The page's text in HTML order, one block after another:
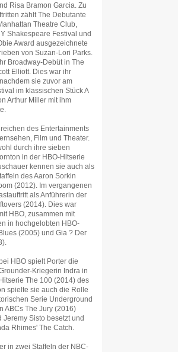
Risa Bramon Garcia. Zu
zählt The Debutante
Theatre Club,
Shakespeare Festival und
Award ausgezeichnete
von Suzan-Lori Parks.
Broadway-Debüt in The
Elliott. Dies war ihr
sie zuvor am
im klassischen Stück A
Arthur Miller mit ihm
des Entertainments
Film und Theater.
durch ihre sieben
in der HBO-Hitserie
kennen sie auch als
des Aaron Sorkin
(2012). Im vergangenen
als Anführerin der
(2014). Dies war
HBO, zusammen mit
in hochgelobten HBO-
(2005) und Gia ? Der
HBO spielt Porter die
Kriegerin Indra in
The 100 (2014) des
spielte sie auch die Rolle
Serie Underground
ABCs The Jury (2016)
Sisto besetzt und
Rhimes' The Catch.
in zwei Staffeln der NBC-